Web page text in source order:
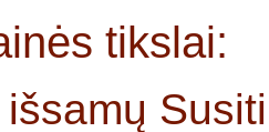
tikslai: